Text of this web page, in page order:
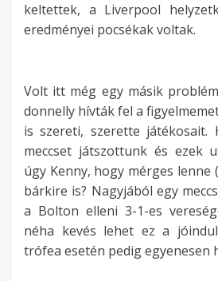
keltettek, a Liverpool
eredményei pocsékak voltak.
Volt itt még egy másik
donnelly hívták fel a
is szereti, szerette játékosait.
meccset játszottunk és ezek
úgy Kenny, hogy mérges lenne
bárkire is? Nagyjából egy
a Bolton elleni 3-1-es
néha kevés lehet ez a
trófea esetén pedig egyenesen